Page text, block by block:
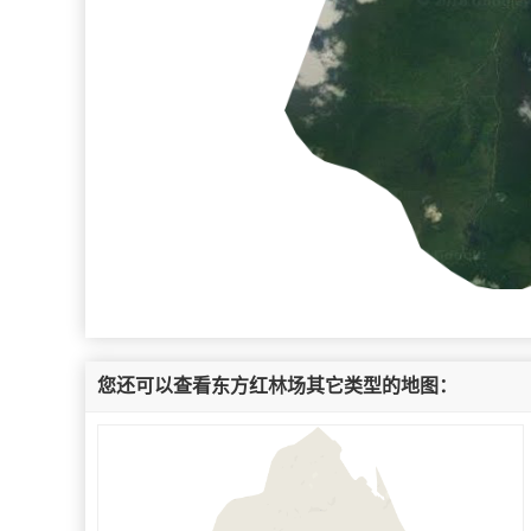
您还可以查看东方红林场其它类型的地图：